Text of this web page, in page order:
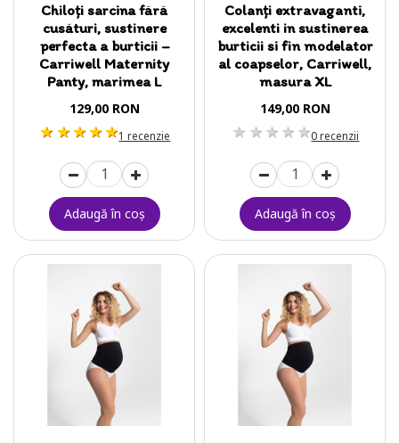
Chiloți sarcina fără
cusături, sustinere
perfecta a burticii –
Carriwell Maternity
Panty, marimea L
129,00 RON
5 stele
4 stele
3 stele
2 stele
1 stea 1 recenzie
Adaugă în coş
Colanți extravaganti,
excelenti in sustinerea
burticii si fin modelator
al coapselor, Carriwell,
masura XL
149,00 RON
5 stele
4 stele
3 stele
2 stele
1 stea 0 recenzii
Adaugă în coş